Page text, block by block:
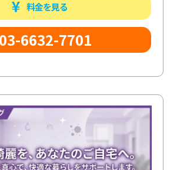
料金を見る
03-6632-7701